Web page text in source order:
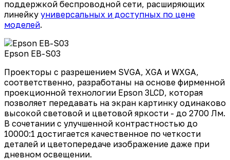
поддержкой беспроводной сети, расширяющих
линейку универсальных и доступных по цене
моделей.
Epson EB-S03
Проекторы с разрешением SVGA, XGA и WXGA,
соответственно, разработаны на основе фирменной
проекционной технологии Epson 3LCD, которая
позволяет передавать на экран картинку одинаково
высокой световой и цветовой яркости - до 2700 Лм.
В сочетании с улучшенной контрастностью до
10000:1 достигается качественное по четкости
деталей и цветопередаче изображение даже при
дневном освещении.